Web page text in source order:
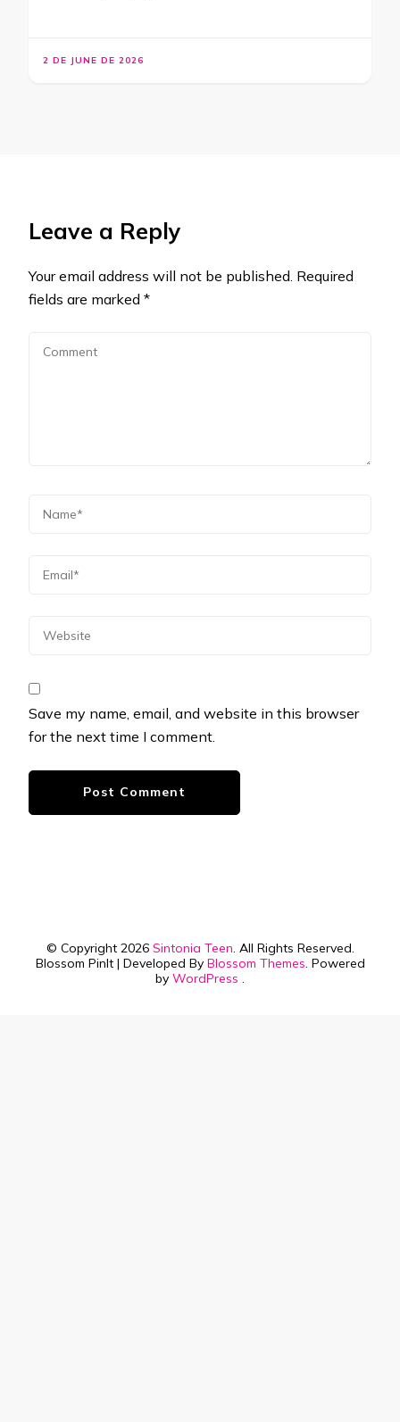
2 DE JUNE DE 2026
Leave a Reply
Your email address will not be published. Required
fields are marked *
Save my name, email, and website in this browser
for the next time I comment.
© Copyright 2026 Sintonia Teen. All Rights Reserved.
Blossom PinIt | Developed By Blossom Themes. Powered
by WordPress .